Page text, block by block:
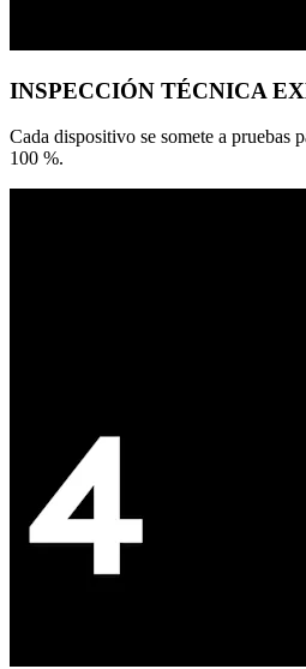
INSPECCIÓN TÉCNICA
Cada dispositivo se somete a pruebas
100 %.